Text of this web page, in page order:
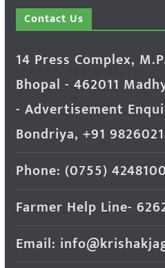
Contact Us
14 Press Complex,
Bhopal - 462011
- Advertisement
Bondriya, +91
Phone: (0755) 4248100
Farmer Help Line-
Email: